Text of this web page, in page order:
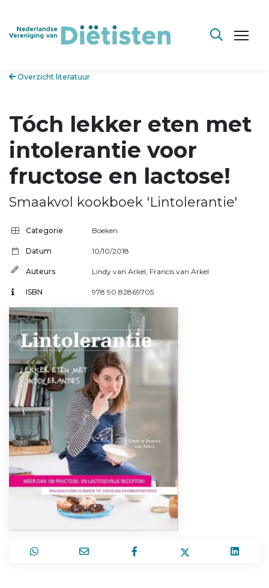
Overzicht literatuur
Tóch lekker eten met
intolerantie voor
fructose en lactose!
Smaakvol kookboek 'Lintolerantie'
Categorie Boeken
Datum 10/10/2018
Auteurs Lindy van Arkel Francis van Arkel
ISBN 978 90 82869705